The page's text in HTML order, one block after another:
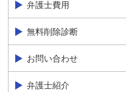
弁護士費用
無料削除診断
お問い合わせ
弁護士紹介